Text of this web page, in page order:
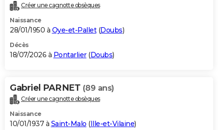
Destinations
City break
Voyage nature
Voyage de noces
Forum
Climat
+PHOTO
GUIDES D'ACHAT
BONS PLANS
Carte de Noël
Carte Bonne année
Carte Saint-Valentin
Carte Pâques
Carte d'anniversaire
DICTIONNAIRE
Dictionnaire
Biographies
Citations
Expressions
Proverbes
PROGRAMME TV
Créer une cagnotte obsèques
Naissance
28/01/1950 à Oye-et-Pallet(Doubs)
Décès
18/07/2026 à Pontarlier(Doubs)
Gabriel PARNET (89 ans)
Créer une cagnotte obsèques
Naissance
10/01/1937 à Saint-Malo (Ille-et-Vilaine)